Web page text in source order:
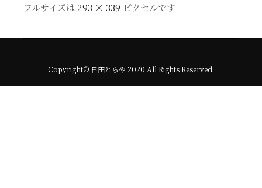
フルサイズは 293 × 339 ピクセルです
Copyright© 日田とらや 2020 All Rights Reserved.